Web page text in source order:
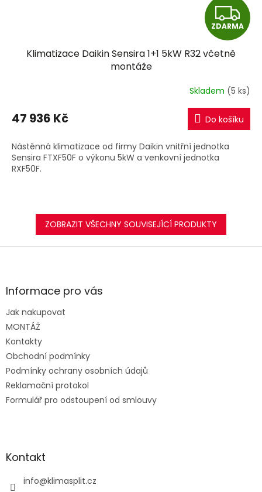
Z
D
R
M
A
ZDARMA
Klimatizace Daikin Sensira 1+1 5kW R32 včetně
montáže
Skladem (5 ks)
47 936 Kč Do košíku
Nástěnná klimatizace od firmy Daikin vnitřní jednotka
Sensira FTXF50F o výkonu 5kW a venkovní jednotka
RXF50F.
ZOBRAZIT VŠECHNY SOUVISEJÍCÍ PRODUKTY
Z
aInformace pro vás
Jak nakupovat
MONTÁŽ
Kontakty
Obchodní podmínky
Podmínky ochrany osobních údajů
Reklamační protokol
Formulář pro odstoupení od smlouvy
Kontakt
info@klimasplit.cz